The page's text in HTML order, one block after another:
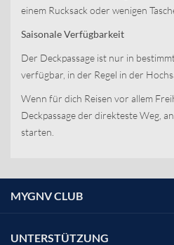
einem Rucksack oder wenigen
Saisonale Verfügbarkeit
Der Deckpassage ist nur in
verfügbar, in der Regel in der
Wenn für dich Reisen vor allem
Deckpassage der direkteste Weg,
starten.
MYGNV CLUB
UNTERSTÜTZUNG